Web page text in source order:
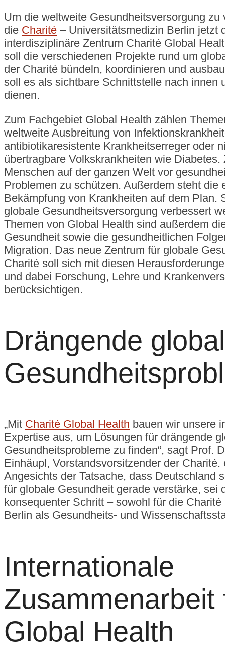
Um die weltweite Gesundheitsversorgung zu
die Charité – Universitätsmedizin Berlin jetzt
interdisziplinäre Zentrum Charité Global
soll die verschiedenen Projekte rund um
der Charité bündeln, koordinieren und
soll es als sichtbare Schnittstelle nach innen
dienen.
Zum Fachgebiet Global Health zählen
weltweite Ausbreitung von
antibiotikaresistente Krankheitserreger oder
übertragbare Volkskrankheiten wie Diabetes.
Menschen auf der ganzen Welt vor
Problemen zu schützen. Außerdem steht die
Bekämpfung von Krankheiten auf dem Plan.
globale Gesundheitsversorgung verbessert
Themen von Global Health sind außerdem
Gesundheit sowie die gesundheitlichen
Migration. Das neue Zentrum für globale
Charité soll sich mit diesen
und dabei Forschung, Lehre und
berücksichtigen.
Drängende
„Mit Charité Global Health bauen wir unsere
Expertise aus, um Lösungen für drängende
Gesundheitsprobleme zu finden“, sagt Prof.
Einhäupl, Vorstandsvorsitzender der Charité.
Angesichts der Tatsache, dass Deutschland
für globale Gesundheit gerade verstärke, sei
konsequenter Schritt – sowohl für die
Berlin als Gesundheits- und
Internationale
Zusammenarbeit
Global Health